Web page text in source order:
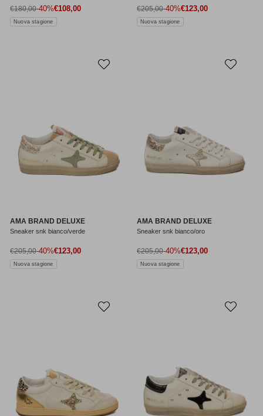
Prezzo di vendita
€108,00
Prezzo normale
€180,00-40%
Nuova stagione
Prezzo di vendita
€123,00
Prezzo normale
€205,00-40%
Nuova stagione
AMA BRAND DELUXE
Sneaker snk bianco/verde
Prezzo di vendita
€123,00
Prezzo normale
€205,00-40%
Nuova stagione
AMA BRAND DELUXE
Sneaker snk bianco/oro
Prezzo di vendita
€123,00
Prezzo normale
€205,00-40%
Nuova stagione